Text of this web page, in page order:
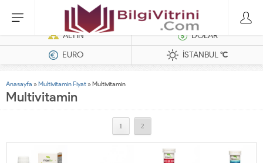
Hatasız Operasyonlar İçin Barkod Yazıcı ve Otomasyon Sistemleri
ALTIN
DOLAR
EURO
İSTANBUL°C
Anasayfa »Multivitamin Fiyat »Multivitamin
Multivitamin
1 2